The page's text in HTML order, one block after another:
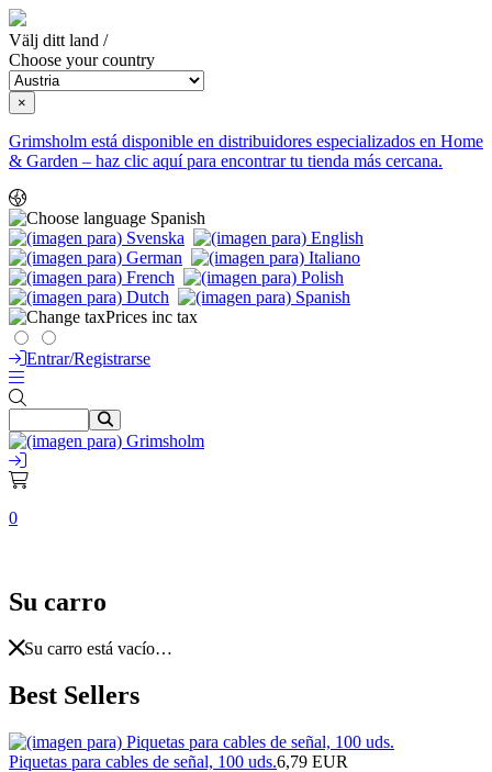
Välj ditt land /
Choose your country
×
Grimsholm está disponible en distribuidores especializados en Home
& Garden – haz clic aquí para encontrar tu tienda más cercana.
Spanish
Prices inc tax
Entrar/Registrarse
0
Su carro
Su carro está vacío…
Best Sellers
Piquetas para cables de señal, 100 uds.6,79 EUR